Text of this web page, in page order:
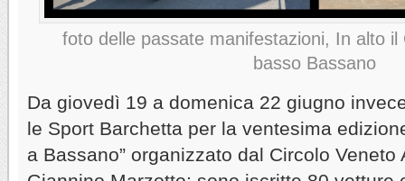
foto delle passate manifestazioni, In alto il
basso Bassano
Da giovedì 19 a domenica 22 giugno
le Sport Barchetta per la ventesima
a Bassano” organizzato dal Circolo Veneto